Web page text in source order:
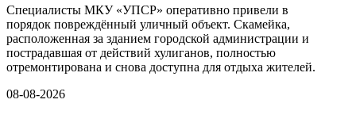
Специалисты МКУ «УПСР» оперативно привели в
порядок повреждённый уличный объект. Скамейка,
расположенная за зданием городской администрации и
пострадавшая от действий хулиганов, полностью
отремонтирована и снова доступна для отдыха жителей.
08-08-2026